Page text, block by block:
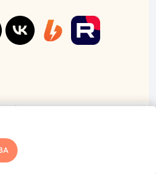
ОГРНИП 324246800049836